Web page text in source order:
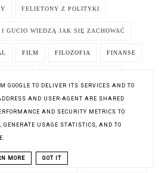
FELIETONY Z POLITYKI
I GUCIO WIEDZĄ JAK SIĘ ZACHOWAĆ
FILM FILOZOFIA FINANSE
FRANCES HODGSON BURNETT
HERBERT
GOOGLE TO DELIVER ITS SERVICES AND TO
AND USER-AGENT ARE SHARED
AND SECURITY METRICS TO
GENERATE USAGE STATISTICS, AND TO
MORE GOT IT